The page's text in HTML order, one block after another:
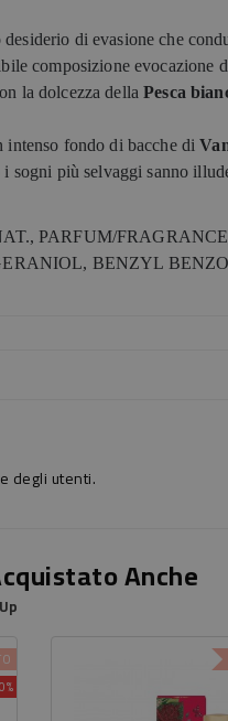
di evasione che
composizione evocazione
la dolcezza dellaPesca
intenso fondo di bacche di
sogni più selvaggi sanno
PARFUM/
BENZYL
degli utenti.
Anche